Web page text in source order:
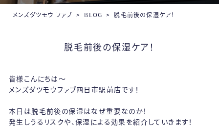
メンズダツモウ ファブ > BLOG > 脱毛前後の保湿ケア！
脱毛前後の保湿ケア！
皆様こんにちは～
メンズダツモウファブ四日市駅前店です！
本日は脱毛前後の保湿はなぜ重要なのか！
発生しうるリスクや、保湿による効果を紹介していきます！